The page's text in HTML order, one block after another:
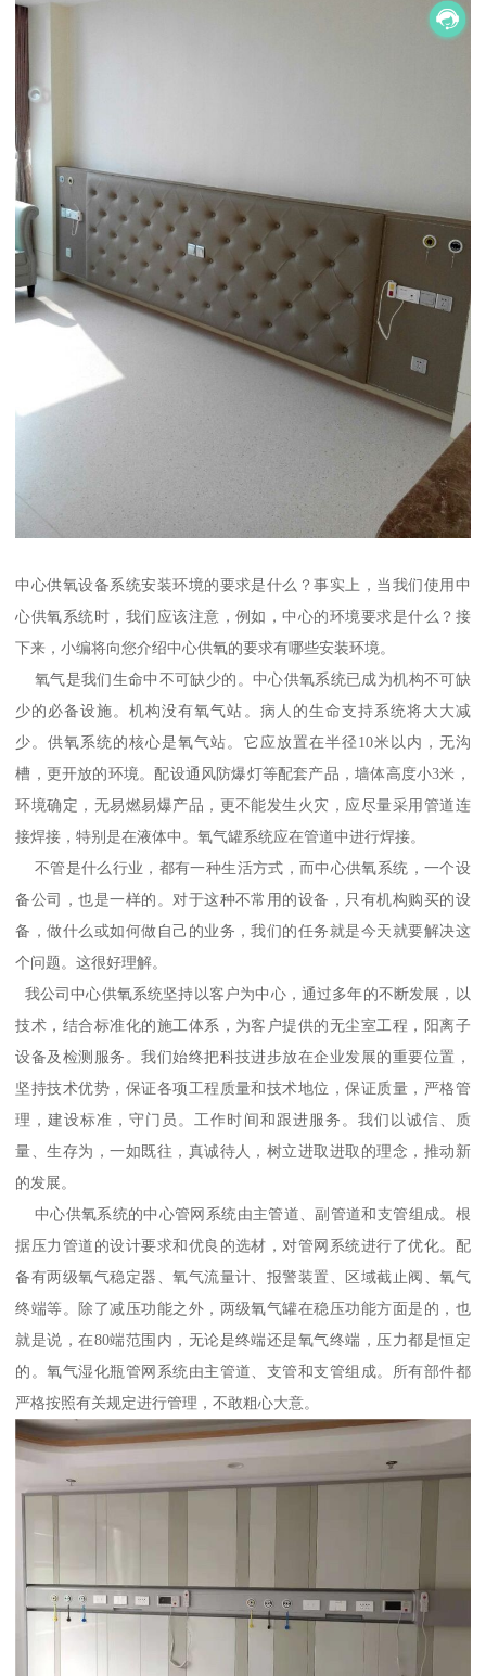
中心供氧设备系统安装环境的要求是什么？事实上，当我们使用中
心供氧系统时，我们应该注意，例如，中心的环境要求是什么？接
下来，小编将向您介绍中心供氧的要求有哪些安装环境。
氧气是我们生命中不可缺少的。中心供氧系统已成为机构不可缺
少的必备设施。机构没有氧气站。病人的生命支持系统将大大减
少。供氧系统的核心是氧气站。它应放置在半径10米以内，无沟
槽，更开放的环境。配设通风防爆灯等配套产品，墙体高度小3米，
环境确定，无易燃易爆产品，更不能发生火灾，应尽量采用管道连
接焊接，特别是在液体中。氧气罐系统应在管道中进行焊接。
不管是什么行业，都有一种生活方式，而中心供氧系统，一个设
备公司，也是一样的。对于这种不常用的设备，只有机构购买的设
备，做什么或如何做自己的业务，我们的任务就是今天就要解决这
个问题。这很好理解。
我公司中心供氧系统坚持以客户为中心，通过多年的不断发展，以
技术，结合标准化的施工体系，为客户提供的无尘室工程，阳离子
设备及检测服务。我们始终把科技进步放在企业发展的重要位置，
坚持技术优势，保证各项工程质量和技术地位，保证质量，严格管
理，建设标准，守门员。工作时间和跟进服务。我们以诚信、质
量、生存为，一如既往，真诚待人，树立进取进取的理念，推动新
的发展。
中心供氧系统的中心管网系统由主管道、副管道和支管组成。根
据压力管道的设计要求和优良的选材，对管网系统进行了优化。配
备有两级氧气稳定器、氧气流量计、报警装置、区域截止阀、氧气
终端等。除了减压功能之外，两级氧气罐在稳压功能方面是的，也
就是说，在80端范围内，无论是终端还是氧气终端，压力都是恒定
的。氧气湿化瓶管网系统由主管道、支管和支管组成。所有部件都
严格按照有关规定进行管理，不敢粗心大意。